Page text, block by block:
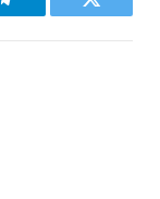
Telegram Twitter